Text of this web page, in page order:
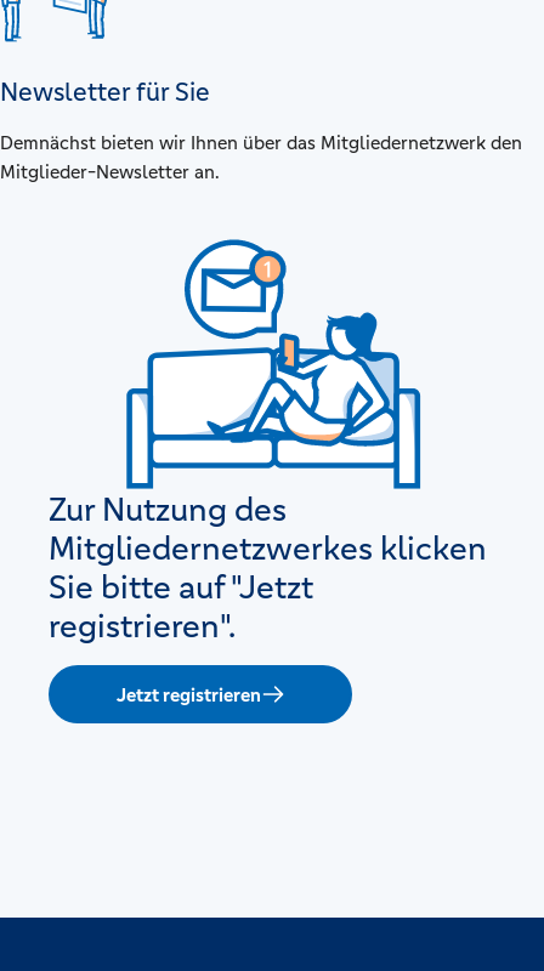
Newsletter für Sie
Demnächst bieten wir Ihnen über das Mitgliedernetzwerk den
Mitglieder-Newsletter an.
Zur Nutzung des
Mitgliedernetzwerkes klicken
Sie bitte auf "Jetzt
registrieren".
Jetzt registrieren